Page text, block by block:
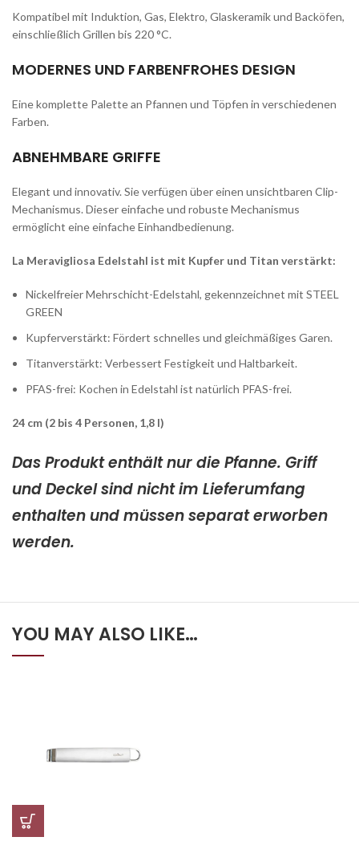
Kompatibel mit Induktion, Gas, Elektro, Glaskeramik und Backöfen,
einschließlich Grillen bis 220 °C.
MODERNES UND FARBENFROHES DESIGN
Eine komplette Palette an Pfannen und Töpfen in verschiedenen
Farben.
ABNEHMBARE GRIFFE
Elegant und innovativ. Sie verfügen über einen unsichtbaren Clip-
Mechanismus. Dieser einfache und robuste Mechanismus
ermöglicht eine einfache Einhandbedienung.
La Meravigliosa Edelstahl ist mit Kupfer und Titan verstärkt:
Nickelfreier Mehrschicht-Edelstahl, gekennzeichnet mit STEEL
GREEN
Kupferverstärkt: Fördert schnelles und gleichmäßiges Garen.
Titanverstärkt: Verbessert Festigkeit und Haltbarkeit.
PFAS-frei: Kochen in Edelstahl ist natürlich PFAS-frei.
24 cm (2 bis 4 Personen, 1,8 l)
Das Produkt enthält nur die Pfanne. Griff
und Deckel sind nicht im Lieferumfang
enthalten und müssen separat erworben
werden.
YOU MAY ALSO LIKE…